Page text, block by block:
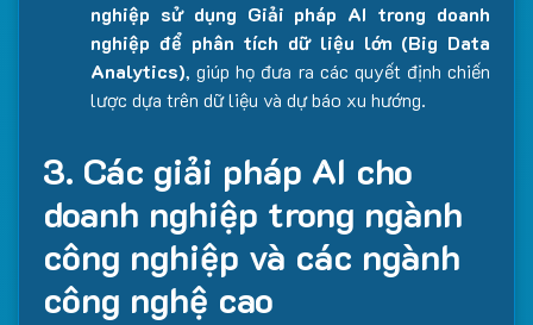
nghiệp sử dụng Giải pháp AI trong doanh
nghiệp để phân tích dữ liệu lớn (Big Data
Analytics), giúp họ đưa ra các quyết định chiến
lược dựa trên dữ liệu và dự báo xu hướng.
3. Các giải pháp AI cho
doanh nghiệp trong ngành
công nghiệp và các ngành
công nghệ cao